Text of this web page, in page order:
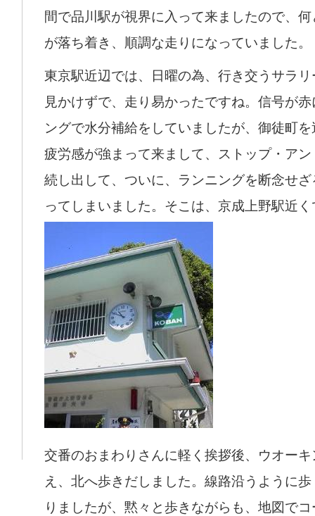
間で品川駅が視界に入って来ましたので、
が落ち着き、順調な走りになっていました。
東京駅近辺では、日曜の為、行き交うサラ
見かけずで、走り易かったですね。信号が
ングで水分補給をしていましたが、御徒町
疲労感が強まって来まして、ストップ・ア
続し出して、ついに、ランニングを断念せ
ってしまいました。そこは、京成上野駅近
交番のおまわりさんに軽く挨拶後、ウオー
え、北へ歩きだしました。線路沿うように
りましたが、黙々と歩きながらも、地図で